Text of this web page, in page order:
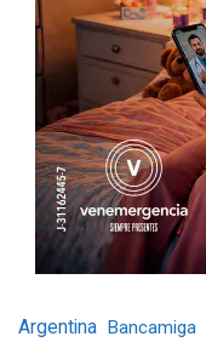
Argentina Bancamiga